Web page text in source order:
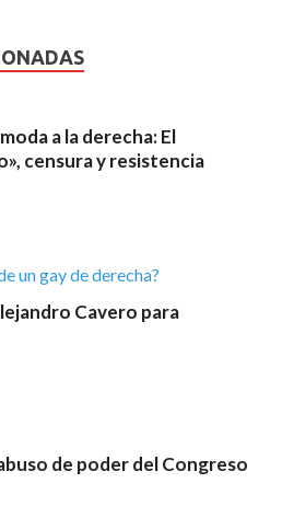
a la derecha: El
censura y resistencia
Cavero para
de poder del Congreso